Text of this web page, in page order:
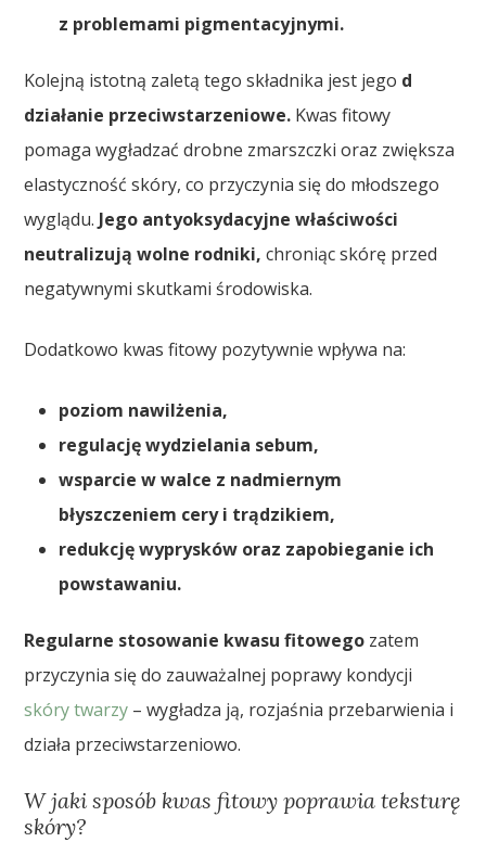
z problemami pigmentacyjnymi.
Kolejną istotną zaletą tego składnika jest jego d
działanie przeciwstarzeniowe. Kwas fitowy
pomaga wygładzać drobne zmarszczki oraz zwiększa
elastyczność skóry, co przyczynia się do młodszego
wyglądu. Jego antyoksydacyjne właściwości
neutralizują wolne rodniki, chroniąc skórę przed
negatywnymi skutkami środowiska.
Dodatkowo kwas fitowy pozytywnie wpływa na:
poziom nawilżenia,
regulację wydzielania sebum,
wsparcie w walce z nadmiernym
błyszczeniem cery i trądzikiem,
redukcję wyprysków oraz zapobieganie ich
powstawaniu.
Regularne stosowanie kwasu fitowego zatem
przyczynia się do zauważalnej poprawy kondycji
skóry twarzy – wygładza ją, rozjaśnia przebarwienia i
działa przeciwstarzeniowo.
W jaki sposób kwas fitowy poprawia teksturę
skóry?